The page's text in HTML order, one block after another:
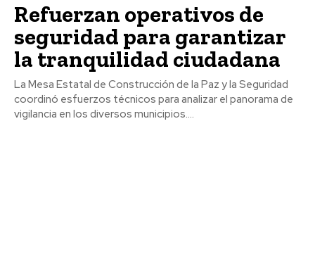
Refuerzan operativos de
seguridad para garantizar
la tranquilidad ciudadana
La Mesa Estatal de Construcción de la Paz y la Seguridad
coordinó esfuerzos técnicos para analizar el panorama de
vigilancia en los diversos municipios....